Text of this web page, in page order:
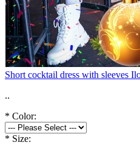
Short cocktail dress with sleeves
..
* Color:
* Size: